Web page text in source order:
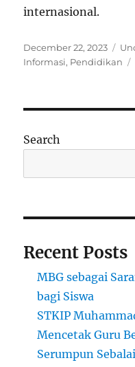
internasional.
Posted
on
December 22, 2023
Informasi, Pendidikan
Search
Recent Posts
MBG sebagai
bagi Siswa
STKIP
Mencetak Guru
Serumpun Sebalai